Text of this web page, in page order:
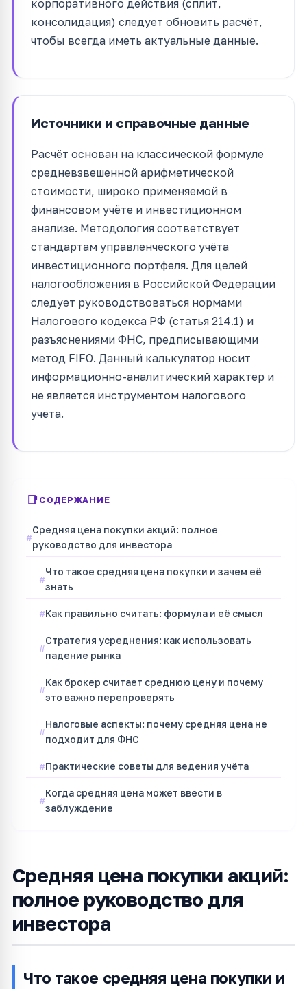
корпоративного действия (сплит,
консолидация) следует обновить расчёт,
чтобы всегда иметь актуальные данные.
Источники и справочные данные
Расчёт основан на классической формуле
средневзвешенной арифметической
стоимости, широко применяемой в
финансовом учёте и инвестиционном
анализе. Методология соответствует
стандартам управленческого учёта
инвестиционного портфеля. Для целей
налогообложения в Российской Федерации
следует руководствоваться нормами
Налогового кодекса РФ (статья 214.1) и
разъяснениями ФНС, предписывающими
метод FIFO. Данный калькулятор носит
информационно-аналитический характер и
не является инструментом налогового
учёта.
СОДЕРЖАНИЕ
Средняя цена покупки акций: полное
руководство для инвестора
Что такое средняя цена покупки и зачем её
знать
Как правильно считать: формула и её смысл
Стратегия усреднения: как использовать
падение рынка
Как брокер считает среднюю цену и почему
это важно перепроверять
Налоговые аспекты: почему средняя цена не
подходит для ФНС
Практические советы для ведения учёта
Когда средняя цена может ввести в
заблуждение
Средняя цена покупки акций:
полное руководство для
инвестора
Что такое средняя цена покупки и